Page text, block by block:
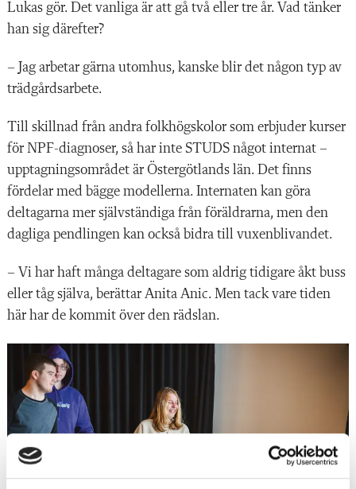
Lukas gör. Det vanliga är att gå två eller tre år. Vad tänker
han sig därefter?
– Jag arbetar gärna utomhus, kanske blir det någon typ av
trädgårdsarbete.
Till skillnad från andra folkhögskolor som erbjuder kurser
för NPF-diagnoser, så har inte STUDS något internat –
upptagningsområdet är Östergötlands län. Det finns
fördelar med bägge modellerna. Internaten kan göra
deltagarna mer självständiga från föräldrarna, men den
dagliga pendlingen kan också bidra till vuxenblivandet.
– Vi har haft många deltagare som aldrig tidigare åkt buss
eller tåg själva, berättar Anita Anic. Men tack vare tiden
här har de kommit över den rädslan.